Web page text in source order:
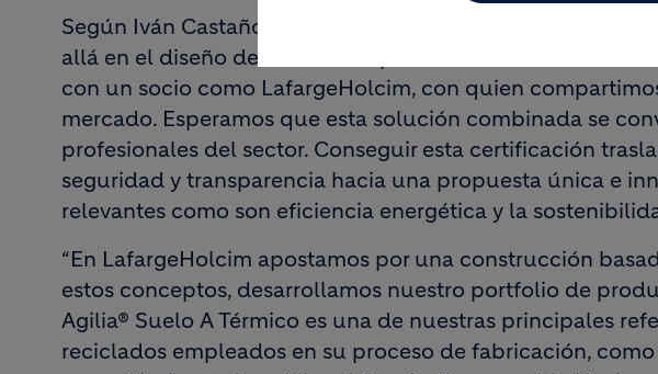
Según Iván Castaño, Segment Manager Commercial
allá en el diseño de soluciones para Climatización
con un socio como LafargeHolcim, con quien
mercado. Esperamos que esta solución combinada se
profesionales del sector. Conseguir esta certificación
seguridad y transparencia hacia una propuesta única e
relevantes como son eficiencia energética y la
“En LafargeHolcim apostamos por una construcción
estos conceptos, desarrollamos nuestro portfolio de
Agilia® Suelo A Térmico es una de nuestras principales
reciclados empleados en su proceso de fabricación,